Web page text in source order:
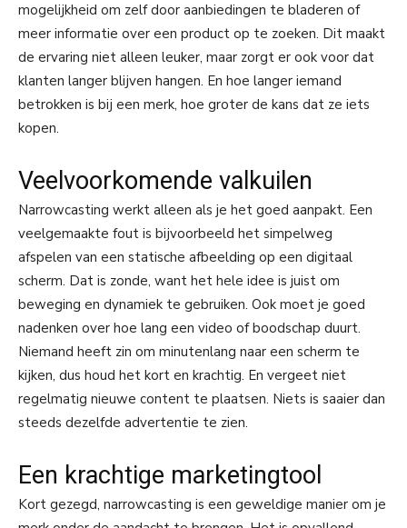
mogelijkheid om zelf door aanbiedingen te bladeren of
meer informatie over een product op te zoeken. Dit maakt
de ervaring niet alleen leuker, maar zorgt er ook voor dat
klanten langer blijven hangen. En hoe langer iemand
betrokken is bij een merk, hoe groter de kans dat ze iets
kopen.
Veelvoorkomende valkuilen
Narrowcasting werkt alleen als je het goed aanpakt. Een
veelgemaakte fout is bijvoorbeeld het simpelweg
afspelen van een statische afbeelding op een digitaal
scherm. Dat is zonde, want het hele idee is juist om
beweging en dynamiek te gebruiken. Ook moet je goed
nadenken over hoe lang een video of boodschap duurt.
Niemand heeft zin om minutenlang naar een scherm te
kijken, dus houd het kort en krachtig. En vergeet niet
regelmatig nieuwe content te plaatsen. Niets is saaier dan
steeds dezelfde advertentie te zien.
Een krachtige marketingtool
Kort gezegd, narrowcasting is een geweldige manier om je